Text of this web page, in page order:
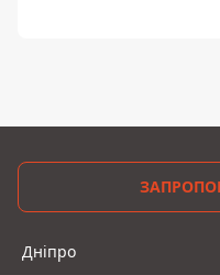
Дніпро